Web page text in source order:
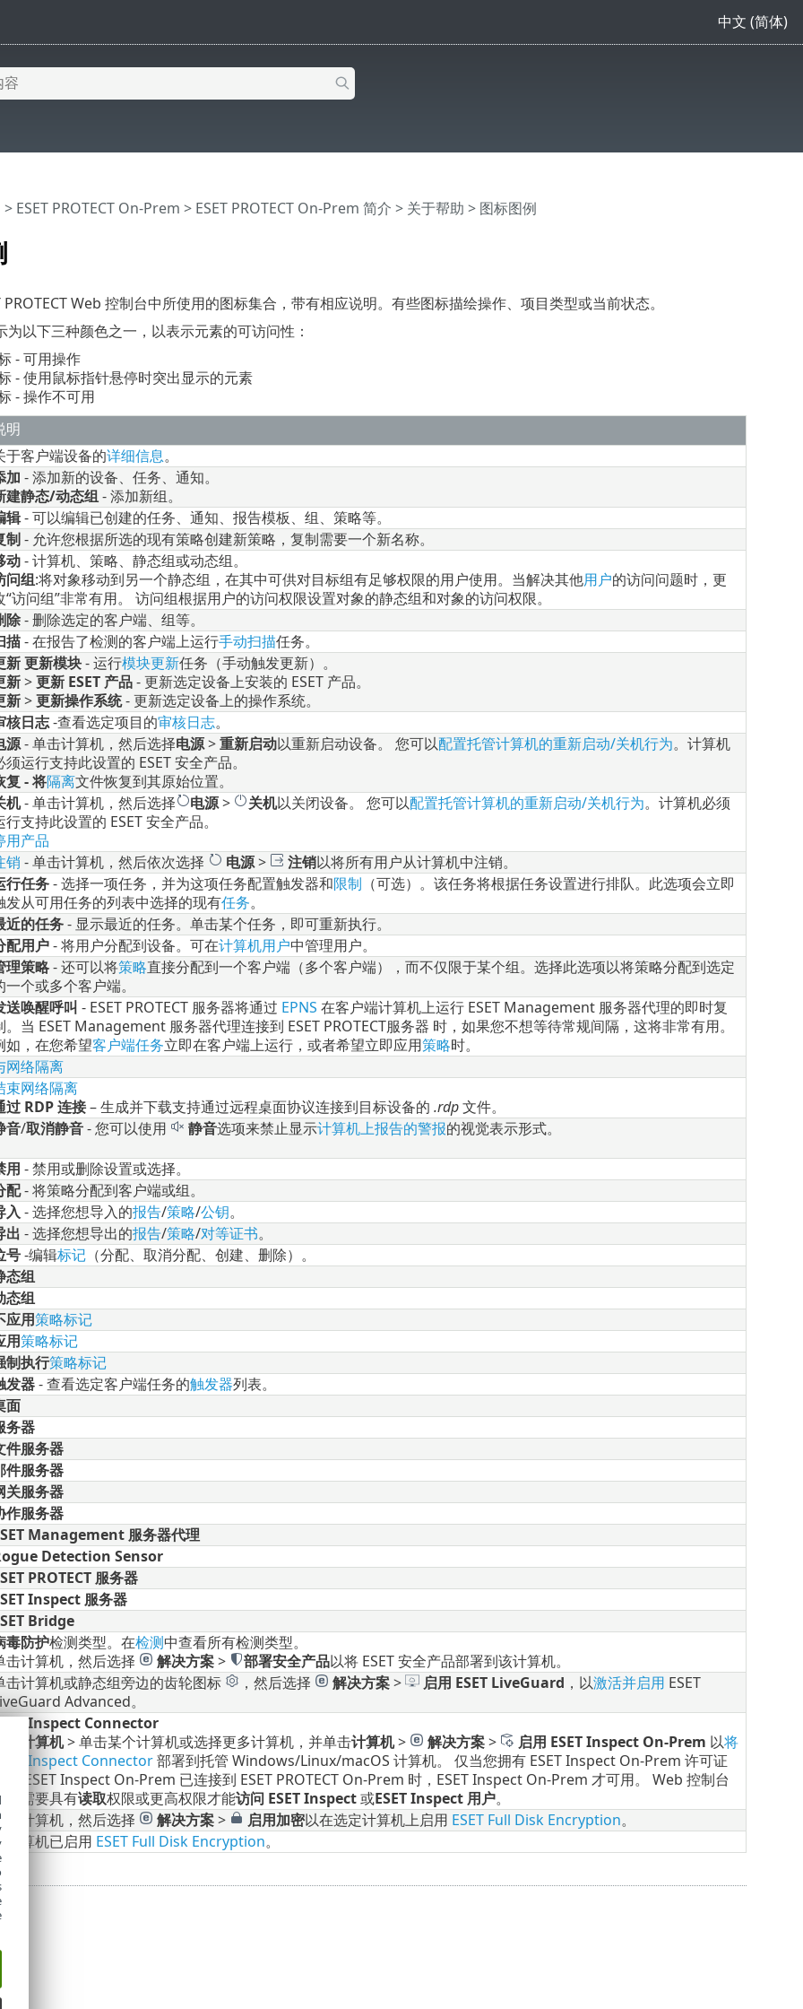
中文 (简体)
> ESET PROTECT On-Prem > ESET PROTECT On-Prem 简介 > 关于帮助 > 图标图例
PROTECT Web 控制台中所使用的图标集合，带有相应说明。有些图标描绘操作、项目类型或当前状态。
为以下三种颜色之一，以表示元素的可访问性：
- 可用操作
- 使用鼠标指针悬停时突出显示的元素
- 操作不可用
明
于客户端设备的详细信息。
加 - 添加新的设备、任务、通知。
建静态/动态组- 添加新组。
辑- 可以编辑已创建的任务、通知、报告模板、组、策略等。
制- 允许您根据所选的现有策略创建新策略，复制需要一个新名称。
动- 计算机、策略、静态组或动态组。
问组:将对象移动到另一个静态组，在其中可供对目标组有足够权限的用户使用。当解决其他用户的访问问题时，更
“访问组”非常有用。 访问组根据用户的访问权限设置对象的静态组和对象的访问权限。
除- 删除选定的客户端、组等。
描- 在报告了检测的客户端上运行手动扫描任务。
新 更新模块- 运行模块更新任务（手动触发更新）。
新>更新 ESET 产品- 更新选定设备上安装的 ESET 产品。
新>更新操作系统- 更新选定设备上的操作系统。
核日志-查看选定项目的审核日志。
源- 单击计算机，然后选择电源>重新启动以重新启动设备。 您可以配置托管计算机的重新启动/关机行为。计算机
须运行支持此设置的 ESET 安全产品。
复 - 将隔离文件恢复到其原始位置。
机- 单击计算机，然后选择 电源> 关机以关闭设备。 您可以配置托管计算机的重新启动/关机行为。计算机必须
行支持此设置的 ESET 安全产品。
用产品
销 - 单击计算机，然后依次选择 电源> 注销以将所有用户从计算机中注销。
行任务- 选择一项任务，并为这项任务配置触发器和限制 （可选）。该任务将根据任务设置进行排队。此选项会立即
发从可用任务的列表中选择的现有任务。
近的任务- 显示最近的任务。单击某个任务，即可重新执行。
配用户- 将用户分配到设备。可在计算机用户中管理用户。
理策略- 还可以将策略直接分配到一个客户端（多个客户端），而不仅限于某个组。选择此选项以将策略分配到选定
一个或多个客户端。
送唤醒呼叫 - ESET PROTECT 服务器将通过 EPNS 在客户端计算机上运行 ESET Management 服务器代理的即时复
。当 ESET Management 服务器代理连接到 ESET PROTECT服务器 时，如果您不想等待常规间隔，这将非常有用。
如，在您希望客户端任务立即在客户端上运行，或者希望立即应用策略时。
网络隔离
束网络隔离
过 RDP 连接– 生成并下载支持通过远程桌面协议连接到目标设备的 .rdp文件。
音/取消静音- 您可以使用 静音选项来禁止显示计算机上报告的警报的视觉表示形式。
用 - 禁用或删除设置或选择。
配- 将策略分配到客户端或组。
入 - 选择您想导入的报告/策略/公钥。
出 - 选择您想导出的报告/策略/对等证书。
号-编辑标记（分配、取消分配、创建、删除）。
态组
态组
应用策略标记
用策略标记
制执行策略标记
发器- 查看选定客户端任务的触发器列表。
面
务器
件服务器
件服务器
关服务器
作服务器
Management 服务器代理
Detection Sensor
PROTECT 服务器
Inspect 服务器
Bridge
毒防护检测类型。在检测中查看所有检测类型。
击计算机，然后选择
解决方案> 部署安全产品以将 ESET 安全产品部署到该计算机。
击计算机或静态组旁边的齿轮图标
，然后选择 解决方案> 启用 ESET LiveGuard ，以激活并启用 ESET
Advanced。
Inspect Connector
计算机> 单击某个计算机或选择更多计算机，并单击计算机> 解决方案> 启用 ESET Inspect On-Prem 以将
Inspect Connector部署到托管 Windows/Linux/macOS 计算机。
仅当您拥有 ESET Inspect On-Prem 许可证
且 ESET Inspect On-Prem 已连接到 ESET PROTECT On-Prem 时，ESET Inspect On-Prem 才可用。 Web 控制台
户需要具有读取权限或更高权限才能访问 ESET Inspect或ESET Inspect 用户。
击计算机，然后选择
解决方案> 启用加密以在选定计算机上启用 ESET Full Disk Encryption。
计算机已启用 ESET Full Disk Encryption。